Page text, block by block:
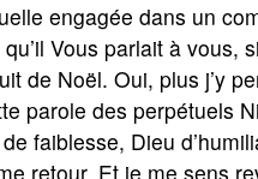
engagée dans un
Vous parlait à vous,
de Noël. Oui, plus j’y
parole des perpétuels
faiblesse, Dieu
retour. Et je me sens